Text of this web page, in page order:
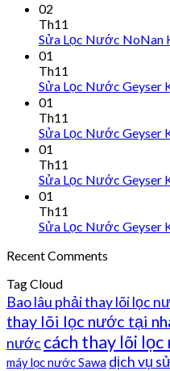
02
Th11
Sửa Lọc Nước NoNan
01
Th11
Sửa Lọc Nước Geyser
01
Th11
Sửa Lọc Nước Geyser
01
Th11
Sửa Lọc Nước Geyser
01
Th11
Sửa Lọc Nước Geyser
Recent Comments
Tag Cloud
Bao lâu phải thay lõi lọc
thay lõi lọc nước tại
nước cách thay lõi
máy lọc nước Sawa dịch vụ